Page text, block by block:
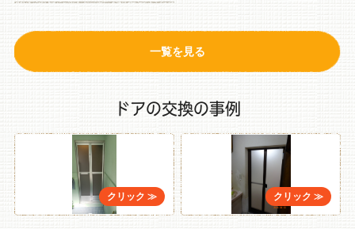
一覧を見る
ドアの交換の事例